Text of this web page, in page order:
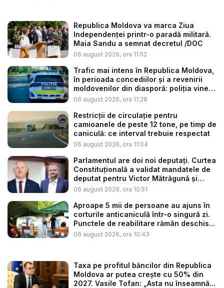
Republica Moldova va marca Ziua
Independenței printr-o paradă militară.
Maia Sandu a semnat decretul /DOC
06 august 2026, ora 11:52
Trafic mai intens în Republica Moldova,
în perioada concediilor și a revenirii
moldovenilor din diasporă: poliția vine
c...
06 august 2026, ora 11:28
Restricții de circulație pentru
camioanele de peste 12 tone, pe timp de
caniculă: ce interval trebuie respectat
06 august 2026, ora 11:04
Parlamentul are doi noi deputați. Curtea
Constituțională a validat mandatele de
deputat pentru Victor Mătrăgună și
Rom...
06 august 2026, ora 10:51
Aproape 5 mii de persoane au ajuns în
corturile anticaniculă într-o singură zi.
Punctele de reabilitare rămân deschis...
06 august 2026, ora 10:43
Taxa pe profitul băncilor din Republica
Moldova ar putea crește cu 50% din
2027. Vasile Tofan: „Asta nu înseamnă...